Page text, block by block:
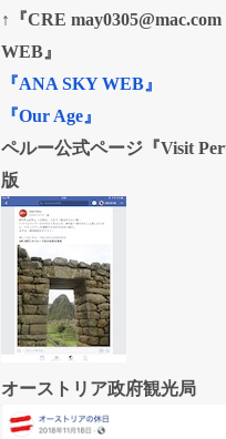
↑『CRE
WEB』
『ANA SKY WEB』
『Our Age』
ペルー公式ページ『Visit
版
オーストリア政府観光局